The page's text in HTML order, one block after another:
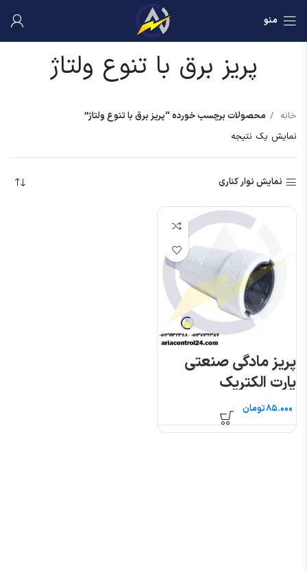
منو
پریز برق با تنوع ولتاژ
خانه
محصولات برچسب خورده “پریز برق با تنوع ولتاژ”
نمایش یک نتیجه
نمایش نوار کناری
پریز مادگی صنعتی
پارت الکتریک
تومان